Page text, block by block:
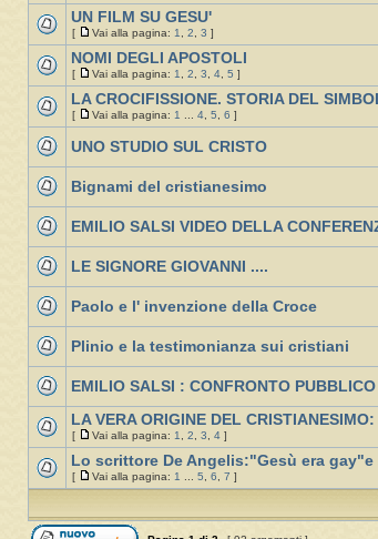
UN FILM SU GESU'
[ Vai alla pagina: 1, 2, 3 ]
NOMI DEGLI APOSTOLI
[ Vai alla pagina: 1, 2, 3, 4, 5 ]
LA CROCIFISSIONE. STORIA DEL
[ Vai alla pagina: 1 ... 4, 5, 6 ]
UNO STUDIO SUL CRISTO
Bignami del cristianesimo
EMILIO SALSI VIDEO DELLA
LE SIGNORE GIOVANNI ....
Paolo e l' invenzione della Croce
Plinio e la testimonianza sui cristiani
EMILIO SALSI : CONFRONTO
LA VERA ORIGINE DEL
[ Vai alla pagina: 1, 2, 3, 4 ]
Lo scrittore De Angelis:"Gesù era gay"e
[ Vai alla pagina: 1 ... 5, 6, 7 ]